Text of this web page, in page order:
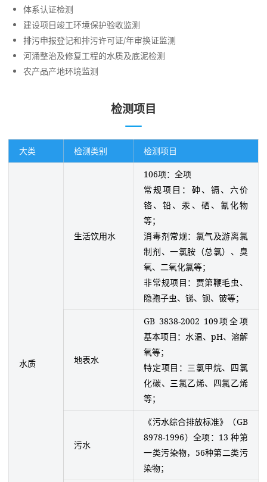
体系认证检测
建设项目竣工环境保护验收监测
排污申报登记和排污许可证/年审换证监测
河涌整治及修复工程的水质及底泥检测
农产品产地环境监测
检测项目
大类 检测类别 检测项目
水质
生活饮用水
106项：全项
常规项目：砷、镉、六价
铬、铅、汞、硒、氰化物
等；
消毒剂常规：氯气及游离氯
制剂、一氯胺（总氯）、臭
氧、二氧化氯等；
非常规项目：贾第鞭毛虫、
隐孢子虫、锑、钡、铍等；
地表水
GB 3838-2002 109项全项
基本项目：水温、pH、溶解
氧等；
特定项目：三氯甲烷、四氯
化碳、三氯乙烯、四氯乙烯
等；
污水
《污水综合排放标准》（GB
8978-1996）全项：13 种第
一类污染物，56种第二类污
染物；